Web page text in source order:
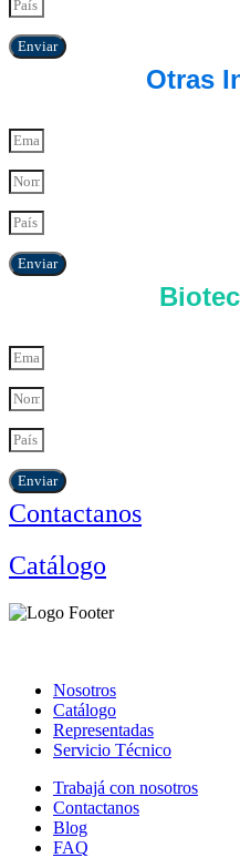
Enviar
Otras
Enviar
Enviar
Contactanos
Catálogo
Nosotros
Catálogo
Representadas
Servicio Técnico
Trabajá con nosotros
Contactanos
Blog
FAQ